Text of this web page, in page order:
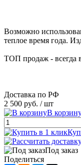
Возможно
теплое время года.
ТОП продаж - всегда
Доставка по РФ
2 500 руб. / шт
В
Под заказ
Поделиться